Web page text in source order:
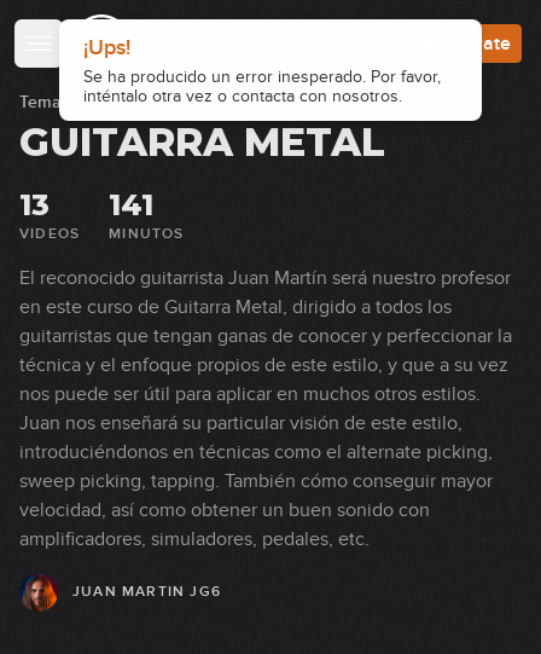
Regístrate
Temario > Guitarra Metal
GUITARRA METAL
13
VIDEOS
141
MINUTOS
El reconocido guitarrista Juan Martín será nuestro profesor
en este curso de Guitarra Metal, dirigido a todos los
guitarristas que tengan ganas de conocer y perfeccionar la
técnica y el enfoque propios de este estilo, y que a su vez
nos puede ser útil para aplicar en muchos otros estilos.
Juan nos enseñará su particular visión de este estilo,
introduciéndonos en técnicas como el alternate picking,
sweep picking, tapping. También cómo conseguir mayor
velocidad, así como obtener un buen sonido con
amplificadores, simuladores, pedales, etc.
JUAN MARTIN JG6